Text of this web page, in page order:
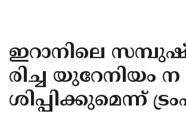
KANNUR
KASARAGOD
ഇറാനിലെ
രിച്ച യുറേനിയം ന
ശിപ്പിക്കുമെന്ന്